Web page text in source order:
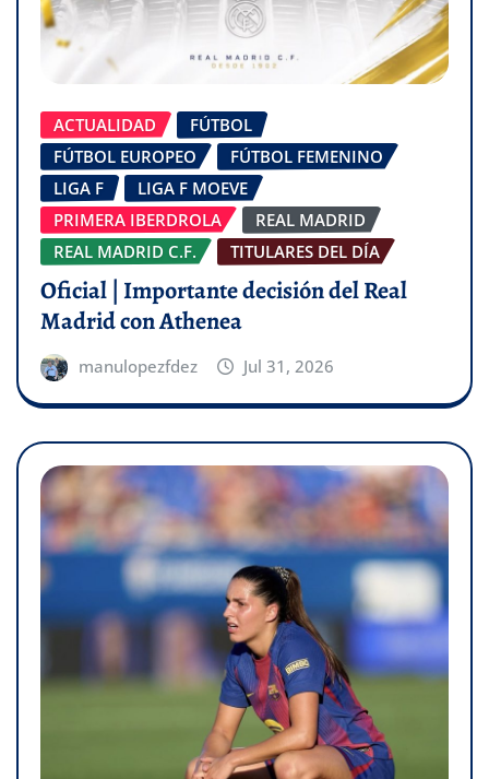
ACTUALIDAD
FÚTBOL
FÚTBOL EUROPEO
FÚTBOL FEMENINO
LIGA F
LIGA F MOEVE
PRIMERA IBERDROLA
REAL MADRID
REAL MADRID C.F.
TITULARES DEL DÍA
Oficial | Importante decisión del Real
Madrid con Athenea
manulopezfdez Jul 31, 2026